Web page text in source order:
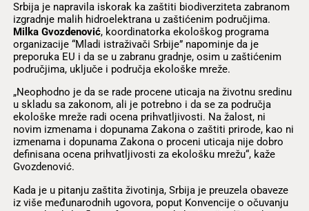
Srbija je napravila iskorak ka zaštiti biodiverziteta zabranom
izgradnje malih hidroelektrana u zaštićenim područjima.
Milka Gvozdenović, koordinatorka ekološkog programa
organizacije “Mladi istraživači Srbije” napominje da je
preporuka EU i da se u zabranu gradnje, osim u zaštićenim
područjima, uključe i područja ekološke mreže.
„Neophodno je da se rade procene uticaja na životnu sredinu
u skladu sa zakonom, ali je potrebno i da se za područja
ekološke mreže radi ocena prihvatljivosti. Na žalost, ni
novim izmenama i dopunama Zakona o zaštiti prirode, kao ni
izmenama i dopunama Zakona o proceni uticaja nije dobro
definisana ocena prihvatljivosti za ekološku mrežu“, kaže
Gvozdenović.
Kada je u pitanju zaštita životinja, Srbija je preuzela obaveze
iz više međunarodnih ugovora, poput Konvencije o očuvanju